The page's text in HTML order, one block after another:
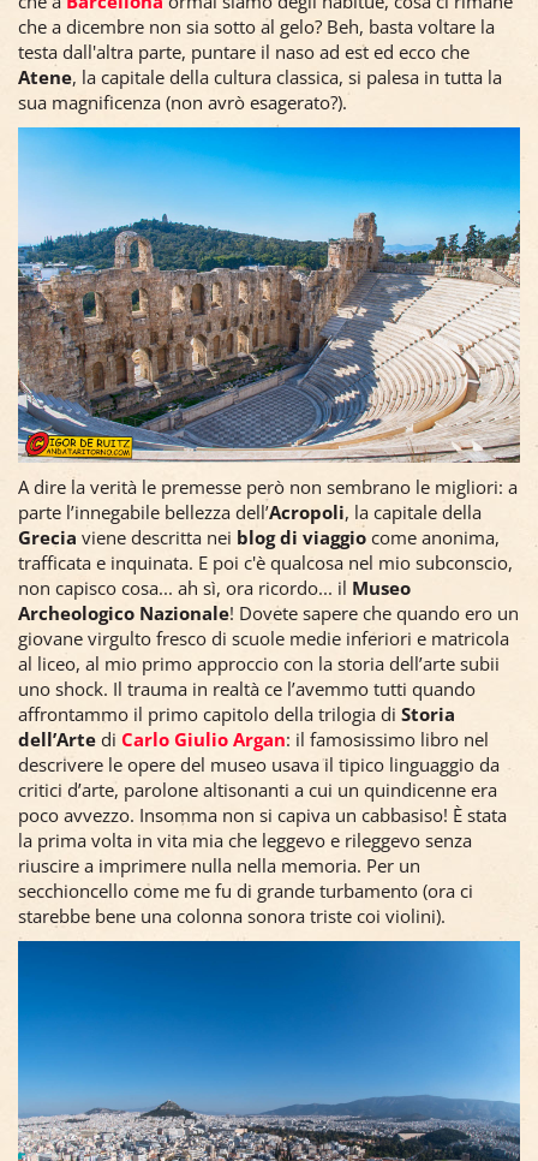
che a dicembre non sia sotto al gelo? Beh, basta voltare la
testa dall'altra parte, puntare il naso ad est ed ecco che
Atene, la capitale della cultura classica, si palesa in tutta la
sua magnificenza (non avrò esagerato?).
A dire la verità le premesse però non sembrano le migliori: a
parte l’innegabile bellezza dell’Acropoli, la capitale della
Grecia viene descritta nei blog di viaggio come anonima,
trafficata e inquinata. E poi c'è qualcosa nel mio subconscio,
non capisco cosa... ah sì, ora ricordo... il Museo
Archeologico Nazionale! Dovete sapere che quando ero un
giovane virgulto fresco di scuole medie inferiori e matricola
al liceo, al mio primo approccio con la storia dell’arte subii
uno shock. Il trauma in realtà ce l’avemmo tutti quando
affrontammo il primo capitolo della trilogia di Storia
dell’Arte di Carlo Giulio Argan: il famosissimo libro nel
descrivere le opere del museo usava il tipico linguaggio da
critici d’arte, parolone altisonanti a cui un quindicenne era
poco avvezzo. Insomma non si capiva un cabbasiso! È stata
la prima volta in vita mia che leggevo e rileggevo senza
riuscire a imprimere nulla nella memoria. Per un
secchioncello come me fu di grande turbamento (ora ci
starebbe bene una colonna sonora triste coi violini).